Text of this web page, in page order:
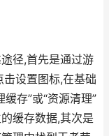
径,首先是通过游
设置图标,在基础
存”或“资源清理”
缓存数据,其次是